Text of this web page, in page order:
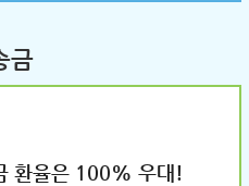
금
환율은 100% 우대!